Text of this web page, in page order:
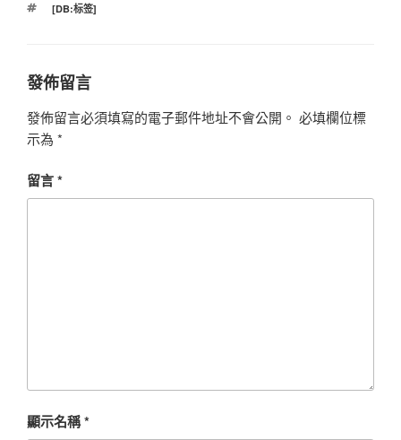
標
[DB:标签]
發佈留言
發佈留言必須填寫的電子郵件地址不會公開。 必填欄位標
示為 *
留言*
顯示名稱*